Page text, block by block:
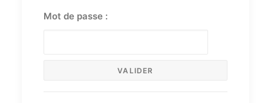
Mot de passe :